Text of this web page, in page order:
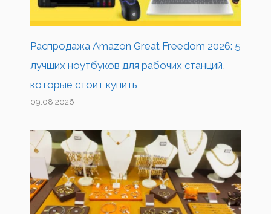
Распродажа Amazon Great Freedom 2026: 5
лучших ноутбуков для рабочих станций,
которые стоит купить
09.08.2026